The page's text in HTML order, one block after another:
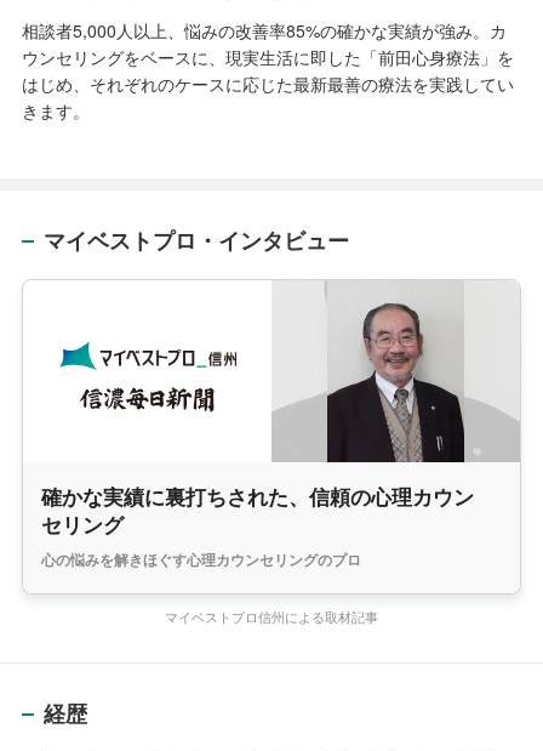
相談者5,000人以上、悩みの改善率85%の確かな実績が強み。カ
ウンセリングをベースに、現実生活に即した「前田心身療法」を
はじめ、それぞれのケースに応じた最新最善の療法を実践してい
きます。
マイベストプロ・インタビュー
確かな実績に裏打ちされた、信頼の心理カウン
セリング
心の悩みを解きほぐす心理カウンセリングのプロ
マイベストプロ信州による取材記事
経歴